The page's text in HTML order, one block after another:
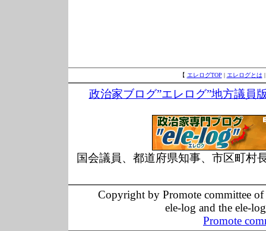
【 エレログTOP | エレログとは
政治家ブログ”エレログ”地方議員
国会議員、都道府県知事、市区町村
Copyright by Promote committee
ele-log and the ele-
Promote